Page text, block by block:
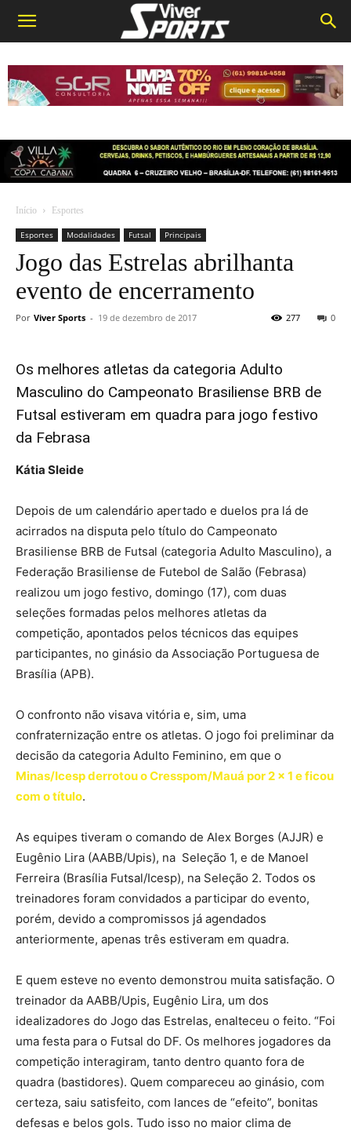
Início Esportes
Esportes Modalidades Futsal Principais
Jogo das Estrelas abrilhanta
evento de encerramento
Por Viver Sports - 19 de dezembro de 2017 0
277
Os melhores atletas da categoria Adulto
Masculino do Campeonato Brasiliense BRB de
Futsal estiveram em quadra para jogo festivo
da Febrasa
Kátia Sleide
Depois de um calendário apertado e duelos pra lá de
acirrados na disputa pelo título do Campeonato
Brasiliense BRB de Futsal (categoria Adulto Masculino), a
Federação Brasiliense de Futebol de Salão (Febrasa)
realizou um jogo festivo, domingo (17), com duas
seleções formadas pelos melhores atletas da
competição, apontados pelos técnicos das equipes
participantes, no ginásio da Associação Portuguesa de
Brasília (APB).
O confronto não visava vitória e, sim, uma
confraternização entre os atletas. O jogo foi preliminar da
decisão da categoria Adulto Feminino, em que o
Minas/Icesp derrotou o Cresspom/Mauá por 2 x 1 e ficou
com o título.
As equipes tiveram o comando de Alex Borges (AJJR) e
Eugênio Lira (AABB/Upis), na Seleção 1, e de Manoel
Ferreira (Brasília Futsal/Icesp), na Seleção 2. Todos os
treinadores foram convidados a participar do evento,
porém, devido a compromissos já agendados
anteriormente, apenas três estiveram em quadra.
E quem esteve no evento demonstrou muita satisfação. O
treinador da AABB/Upis, Eugênio Lira, um dos
idealizadores do Jogo das Estrelas, enalteceu o feito. “Foi
uma festa para o Futsal do DF. Os melhores jogadores da
competição interagiram, tanto dentro quanto fora de
quadra (bastidores). Quem compareceu ao ginásio, com
certeza, saiu satisfeito, com lances de “efeito”, bonitas
defesas e belos gols. Tudo isso no maior clima de